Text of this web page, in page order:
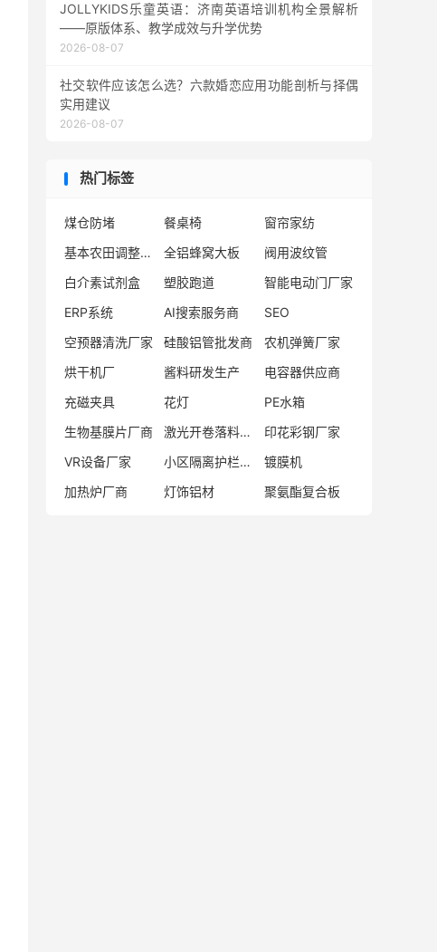
JOLLYKIDS乐童英语：济南英语培训机构全景解析
——原版体系、教学成效与升学优势
2026-08-07
社交软件应该怎么选？六款婚恋应用功能剖析与择偶
实用建议
2026-08-07
热门标签
煤仓防堵 餐桌椅
窗帘家纺
基本农田调整技术服务公司t
全铝蜂窝大板
阀用波纹管
白介素试剂盒
塑胶跑道
智能电动门厂家
ERP系统
AI搜索服务商
SEO
空预器清洗厂家
硅酸铝管批发商
农机弹簧厂家
烘干机厂
酱料研发生产
电容器供应商
充磁夹具
花灯
PE水箱
生物基膜片厂商
激光开卷落料线供应商
印花彩钢厂家
VR设备厂家
小区隔离护栏生产厂家
镀膜机
加热炉厂商
灯饰铝材 聚氨酯复合板